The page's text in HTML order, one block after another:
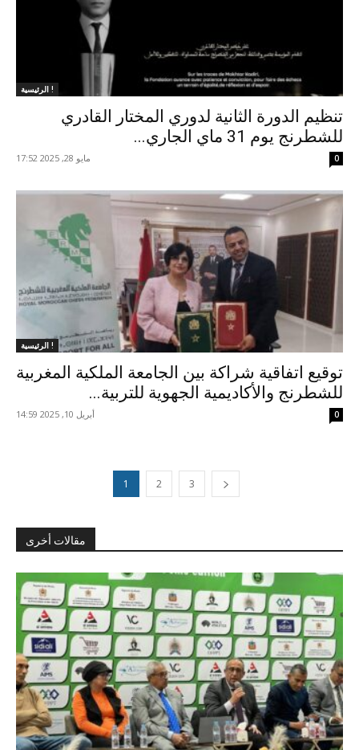
الرئيسية !
تنظيم الدورة الثانية لدوري المختار القادري
للشطرنج يوم 31 ماي الجاري...
مايو 28, 2025 17:52 0
الرئيسية !
توقيع اتفاقية شراكة بين الجامعة الملكية المغربية
للشطرنج والأكاديمية الجهوية للتربية...
أبريل 10, 2025 14:59 0
1 2 3
مقالات أخرى